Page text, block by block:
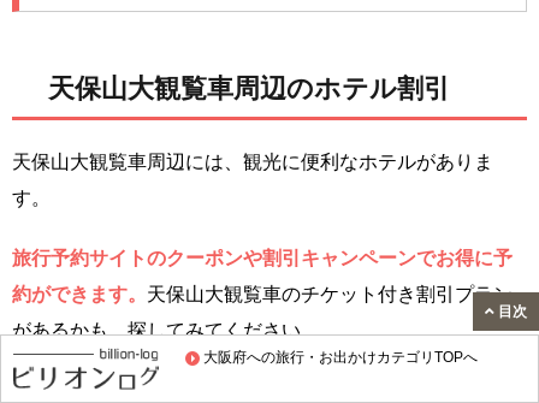
大阪府への旅行・お出かけカテゴリTOPへ
天保山大観覧車周辺のホテル割引
天保山大観覧車周辺には、観光に便利なホテルがありま
す。
旅行予約サイトのクーポンや割引キャンペーンでお得に予
約ができます。 天保山大観覧車のチケット付き割引プラン
があるかも、探してみてください
目次